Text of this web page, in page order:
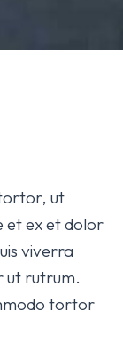
ut
et ex et dolor
viverra
ut rutrum.
tortor